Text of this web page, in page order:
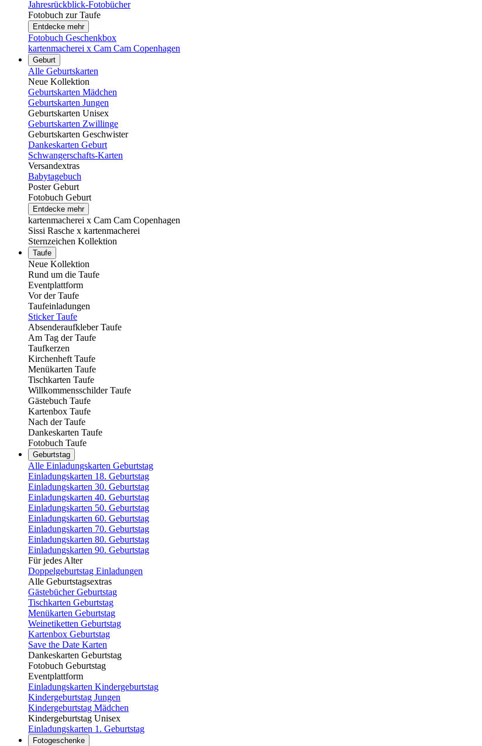
Jahresrückblick-Fotobücher
Fotobuch zur Taufe
Entdecke mehr
Fotobuch Geschenkbox
kartenmacherei x Cam Cam Copenhagen
Geburt
Alle Geburtskarten
Neue Kollektion
Geburtskarten Mädchen
Geburtskarten Jungen
Geburtskarten Unisex
Geburtskarten Zwillinge
Geburtskarten Geschwister
Dankeskarten Geburt
Schwangerschafts-Karten
Versandextras
Babytagebuch
Poster Geburt
Fotobuch Geburt
Entdecke mehr
kartenmacherei x Cam Cam Copenhagen
Sissi Rasche x kartenmacherei
Sternzeichen Kollektion
Taufe
Neue Kollektion
Rund um die Taufe
Eventplattform
Vor der Taufe
Taufeinladungen
Sticker Taufe
Absenderaufkleber Taufe
Am Tag der Taufe
Taufkerzen
Kirchenheft Taufe
Menükarten Taufe
Tischkarten Taufe
Willkommensschilder Taufe
Gästebuch Taufe
Kartenbox Taufe
Nach der Taufe
Dankeskarten Taufe
Fotobuch Taufe
Geburtstag
Alle Einladungskarten Geburtstag
Einladungskarten 18. Geburtstag
Einladungskarten 30. Geburtstag
Einladungskarten 40. Geburtstag
Einladungskarten 50. Geburtstag
Einladungskarten 60. Geburtstag
Einladungskarten 70. Geburtstag
Einladungskarten 80. Geburtstag
Einladungskarten 90. Geburtstag
Für jedes Alter
Doppelgeburtstag Einladungen
Alle Geburtstagsextras
Gästebücher Geburtstag
Tischkarten Geburtstag
Menükarten Geburtstag
Weinetiketten Geburtstag
Kartenbox Geburtstag
Save the Date Karten
Dankeskarten Geburtstag
Fotobuch Geburtstag
Eventplattform
Einladungskarten Kindergeburtstag
Kindergeburtstag Jungen
Kindergeburtstag Mädchen
Kindergeburtstag Unisex
Einladungskarten 1. Geburtstag
Fotogeschenke